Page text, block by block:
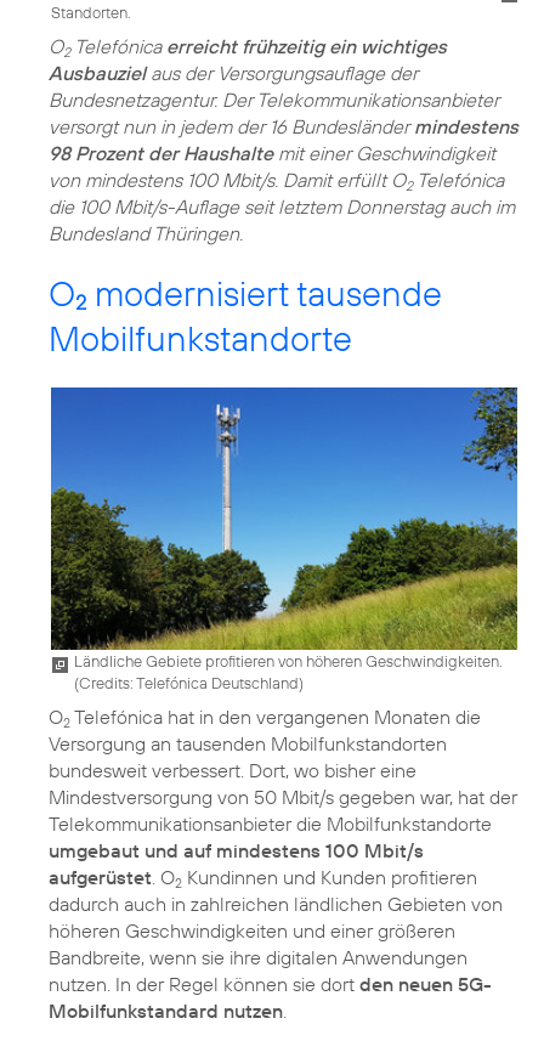
Standorten.
O2Telefónica erreicht frühzeitig ein wichtiges
Ausbauzielaus der Versorgungsauflage der
Bundesnetzagentur. Der Telekommunikationsanbieter
versorgt nun in jedem der 16 Bundesländermindestens
98 Prozent der Haushaltemit einer Geschwindigkeit
von mindestens 100 Mbit/s. Damit erfüllt O2Telefónica
die 100 Mbit/s-Auflage seit letztem Donnerstag auch im
Bundesland Thüringen.
O2 modernisiert tausende
Mobilfunkstandorte
Ländliche Gebiete profitieren von höheren Geschwindigkeiten.
(Credits: Telefónica Deutschland)
O2 Telefónica hat in den vergangenen Monaten die
Versorgung an tausenden Mobilfunkstandorten
bundesweit verbessert. Dort, wo bisher eine
Mindestversorgung von 50 Mbit/s gegeben war, hat der
Telekommunikationsanbieter die Mobilfunkstandorte
umgebaut und auf mindestens 100 Mbit/s
aufgerüstet. O2 Kundinnen und Kunden profitieren
dadurch auch in zahlreichen ländlichen Gebieten von
höheren Geschwindigkeiten und einer größeren
Bandbreite, wenn sie ihre digitalen Anwendungen
nutzen. In der Regel können sie dort den neuen 5G-
Mobilfunkstandard nutzen.